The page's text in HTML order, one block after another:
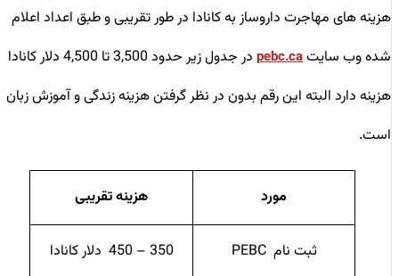
هزینه های مهاجرت داروساز به کانادا در طور تقریبی و طبق اعداد اعلام
شده وب سایتpebc.ca
در جدول زیر حدود 3,500 تا 4,500 دلار کانادا
هزینه دارد البته این رقم بدون در نظر گرفتن هزینه زندگی و آموزش زبان
است.
مورد هزینه تقریبی
ثبت ‌نام PEBC 350 – 450 دلار کانادا